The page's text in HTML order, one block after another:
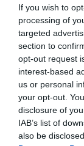
If you wish to
processing of
targeted
section to
opt-out request
interest-based
us or personal
your opt-out.
disclosure of
IAB’s list of
also be
Neri» se meut
racisme des
souvent de
et les champs
mondiale,
noirs qui ont
hitlériennes,
cause du